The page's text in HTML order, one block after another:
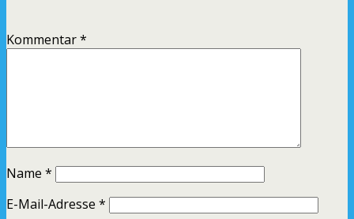
Kommentar*
Name *
E-Mail-Adresse *